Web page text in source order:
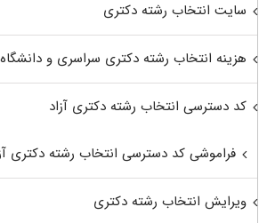
سایت انتخاب رشته دکتری
هزینه انتخاب رشته دکتری سراسری و دانشگاه
کد دسترسی انتخاب رشته دکتری آزاد
فراموشی کد دسترسی انتخاب رشته دکتری
ویرایش انتخاب رشته دکتری